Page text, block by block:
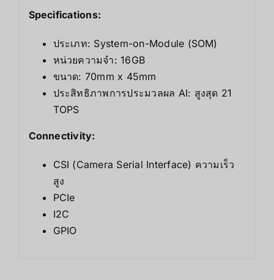
Specifications:
ประเภท: System-on-Module (SOM)
หน่วยความจำ: 16GB
ขนาด: 70mm x 45mm
ประสิทธิภาพการประมวลผล AI: สูงสุด 21
TOPS
Connectivity:
CSI (Camera Serial Interface) ความเร็ว
สูง
PCIe
I2C
GPIO